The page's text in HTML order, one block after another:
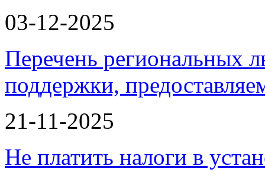
03-12-2025
Перечень региональных
поддержки,
21-11-2025
Не платить налоги в